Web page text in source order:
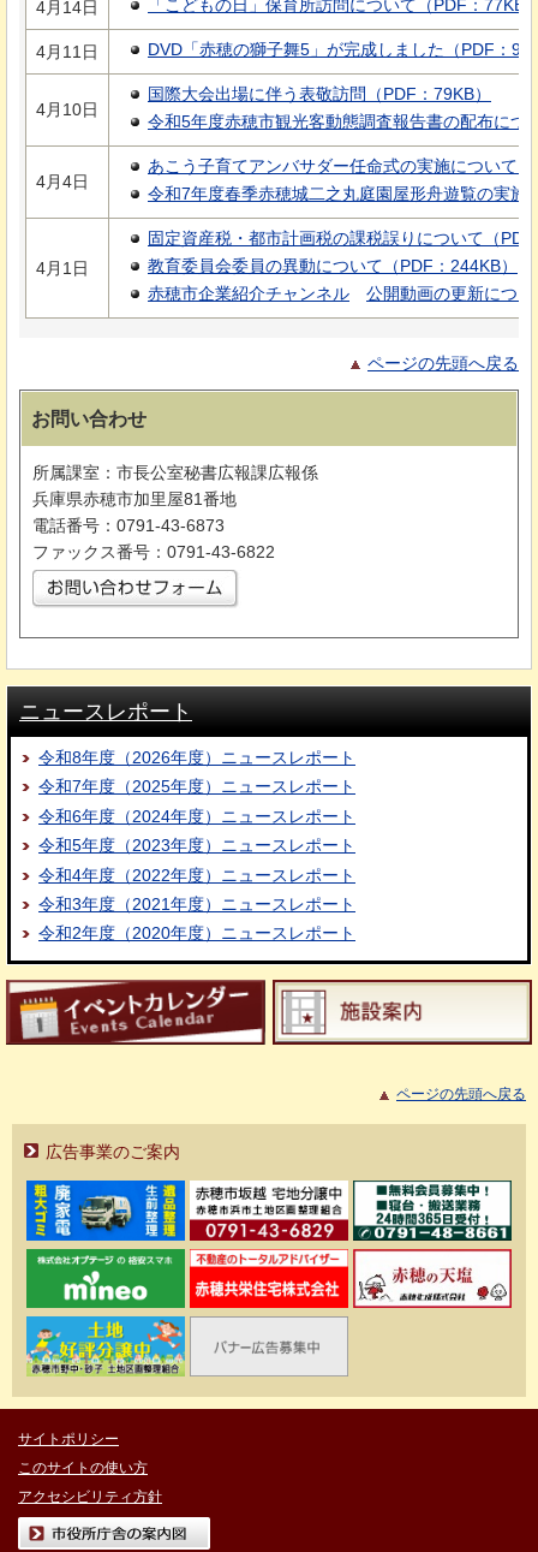
4月14日 「こどもの日」保育所訪問について（PDF：77KB
4月11日 DVD「赤穂の獅子舞5」が完成しました（PDF：
4月10日
国際大会出場に伴う表敬訪問（PDF：79KB）
令和5年度赤穂市観光客動態調査報告書の配布につ
4月4日
あこう子育てアンバサダー任命式の実施について
令和7年度春季赤穂城二之丸庭園屋形舟遊覧の実施
4月1日
固定資産税・都市計画税の課税誤りについて（
教育委員会委員の異動について（PDF：244KB）
赤穂市企業紹介チャンネル
公開動画の更新につい
ページの先頭へ戻る
お問い合わせ
所属課室：市長公室秘書広報課広報係
兵庫県赤穂市加里屋81番地
電話番号：0791-43-6873
ファックス番号：0791-43-6822
ニュースレポート
令和8年度（2026年度）ニュースレポート
令和7年度（2025年度）ニュースレポート
令和6年度（2024年度）ニュースレポート
令和5年度（2023年度）ニュースレポート
令和4年度（2022年度）ニュースレポート
令和3年度（2021年度）ニュースレポート
令和2年度（2020年度）ニュースレポート
ページの先頭へ戻る
広告事業のご案内
サイトポリシー
このサイトの使い方
アクセシビリティ方針
市役所庁舎の案内図